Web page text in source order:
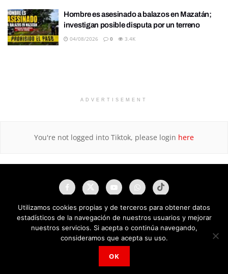
Hombre es asesinado a balazos en Mazatán;
investigan posible disputa por un terreno
04/08/2026 0 3.4K
ADVERTISEMENT
You're not logged into Tiktok, please login here
NAU Noticias A Tiempo Universales © 2025
Utilizamos cookies propias y de terceros para obtener datos
estadísticos de la navegación de nuestros usuarios y mejorar
nuestros servicios. Si acepta o continúa navegando,
consideramos que acepta su uso.
OK